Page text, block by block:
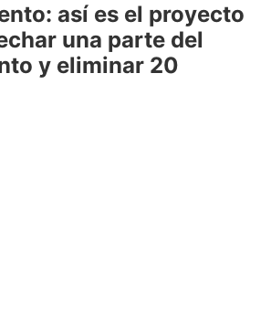
así es el proyecto
una parte del
y eliminar 20